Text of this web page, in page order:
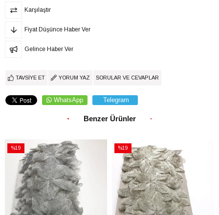
Karşılaştır
Fiyat Düşünce Haber Ver
Gelince Haber Ver
TAVSIYE ET YORUM YAZ SORULAR VE CEVAPLAR
WhatsApp Telegram
Benzer Ürünler
%19
İndirim
%19İndirim
%19
İndirim
%19İndirim